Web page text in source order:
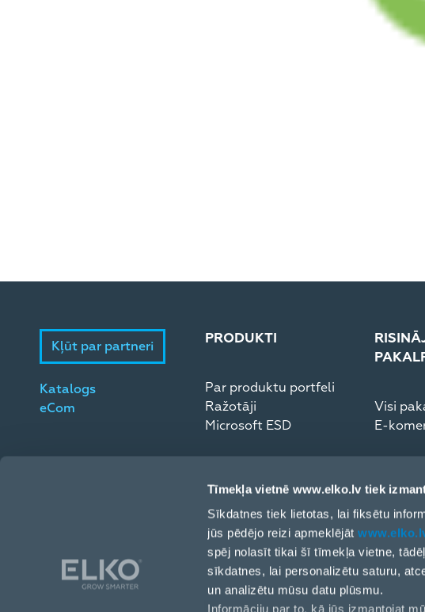
Tīmekļa vietnē www.elko.lv tiek
Sīkdatnes tiek lietotas, lai fiksētu
jūs pēdējo reizi apmeklējāt
spēj nolasīt tikai šī tīmekļa vietne,
sīkdatnes, lai personalizētu saturu,
un analizētu mūsu datu plūsmu.
Informāciju par to, kā jūs izmantojat
Kļūt par partneri
Katalogs
eCom
PRODUKTI
Par produktu portfeli
Ražotāji
Microsoft ESD
Visi
E-